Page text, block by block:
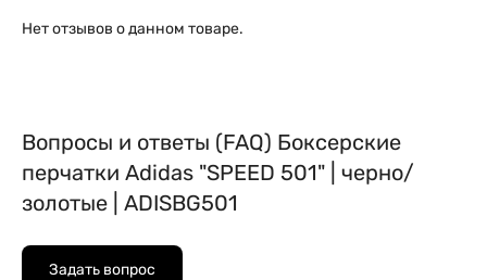
Нет отзывов о данном товаре.
Вопросы и ответы (FAQ) Боксерские
перчатки Adidas "SPEED 501" | черно/
золотые | ADISBG501
Задать вопрос